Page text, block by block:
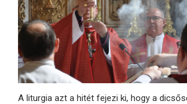
A liturgia azt a hitét fejezi ki, hogy a